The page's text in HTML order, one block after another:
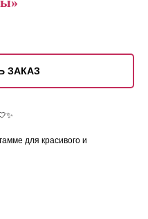
ЗАКАЗ
для красивого и